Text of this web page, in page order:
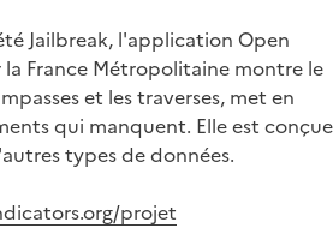
Jailbreak, l'application Open
France Métropolitaine montre le
et les traverses, met en
qui manquent. Elle est conçue
types de données.
projet